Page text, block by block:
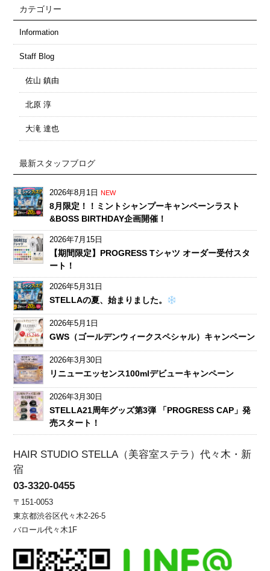
カテゴリー
Information
Staff Blog
佐山 鎮由
北原 淳
大滝 達也
最新スタッフブログ
2026年8月1日 NEW
8月限定！！ミントシャンプーキャンペーンラスト
&BOSS BIRTHDAY企画開催！
2026年7月15日
【期間限定】PROGRESS Tシャツ オーダー受付スタ
ート！
2026年5月31日
STELLAの夏、始まりました。
2026年5月1日
GWS（ゴールデンウィークスペシャル）キャンペーン
2026年3月30日
リニューエッセンス100mlデビューキャンペーン
2026年3月30日
STELLA21周年グッズ第3弾 「PROGRESS CAP」発
売スタート！
HAIR STUDIO STELLA（美容室ステラ）代々木・新
宿
03-3320-0455
〒151-0053
東京都渋谷区代々木2-26-5
バロール代々木1F